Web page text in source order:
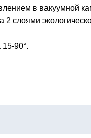
в вакуумной
2 слоями
90°.